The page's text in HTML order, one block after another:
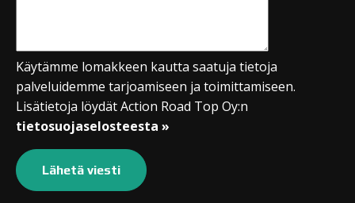
Käytämme lomakkeen kautta saatuja tietoja
palveluidemme tarjoamiseen ja toimittamiseen.
Lisätietoja löydät Action Road Top Oy:n
tietosuojaselosteesta »